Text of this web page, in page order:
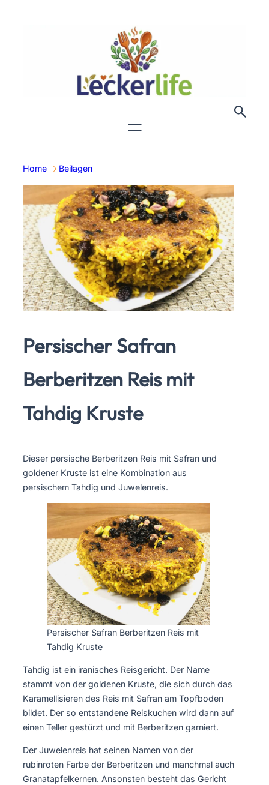
Home Beilagen
Persischer Safran
Berberitzen Reis mit
Tahdig Kruste
Dieser persische Berberitzen Reis mit Safran und
goldener Kruste ist eine Kombination aus
persischem Tahdig und Juwelenreis.
Persischer Safran Berberitzen Reis mit
Tahdig Kruste
Tahdig ist ein iranisches Reisgericht. Der Name
stammt von der goldenen Kruste, die sich durch das
Karamellisieren des Reis mit Safran am Topfboden
bildet. Der so entstandene Reiskuchen wird dann auf
einen Teller gestürzt und mit Berberitzen garniert.
Der Juwelenreis hat seinen Namen von der
rubinroten Farbe der Berberitzen und manchmal auch
Granatapfelkernen. Ansonsten besteht das Gericht